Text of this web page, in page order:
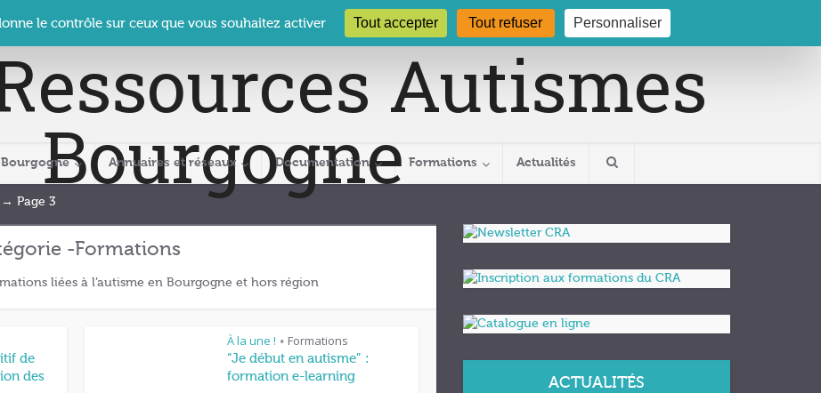
– Le Clos des Présidents – 19-21 rue Coty – 21 000 DIJON cra@crabourgogne.org 03 80 29 54 19
Bourgogne Annuaires et réseaux Documentation Formations Actualités
→ Page 3
-Formations
liées à l’autisme en Bourgogne et hors région
de
des
À la une ! • Formations
“Je début en autisme” :
formation e-learning
ACTUALITÉS
le contrôle sur ceux que vous souhaitez activer Tout accepter Tout refuser Personnaliser